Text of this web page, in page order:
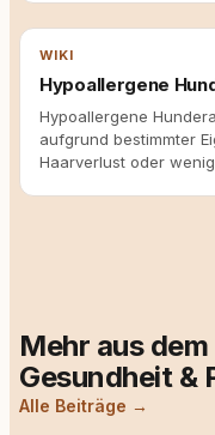
WIKI
Hypoallergene
Hypoallergene
aufgrund bestimmter
Haarverlust oder
Mehr aus
Gesundheit &
Alle Beiträge →